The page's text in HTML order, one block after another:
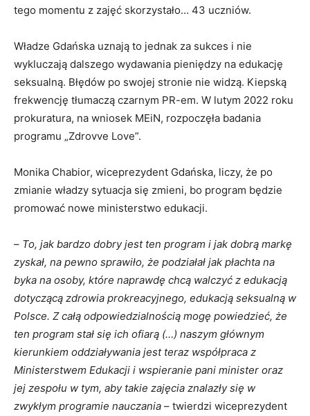
tego momentu z zajęć skorzystało… 43 uczniów.
Władze Gdańska uznają to jednak za sukces i nie
wykluczają dalszego wydawania pieniędzy na edukację
seksualną. Błędów po swojej stronie nie widzą. Kiepską
frekwencję tłumaczą czarnym PR-em. W lutym 2022 roku
prokuratura, na wniosek MEiN, rozpoczęła badania
programu „Zdrovve Love”.
Monika Chabior, wiceprezydent Gdańska, liczy, że po
zmianie władzy sytuacja się zmieni, bo program będzie
promować nowe ministerstwo edukacji.
– To, jak bardzo dobry jest ten program i jak dobrą markę
zyskał, na pewno sprawiło, że podziałał jak płachta na
byka na osoby, które naprawdę chcą walczyć z edukacją
dotyczącą zdrowia prokreacyjnego, edukacją seksualną w
Polsce. Z całą odpowiedzialnością mogę powiedzieć, że
ten program stał się ich ofiarą (…) naszym głównym
kierunkiem oddziaływania jest teraz współpraca z
Ministerstwem Edukacji i wspieranie pani minister oraz
jej zespołu w tym, aby takie zajęcia znalazły się w
zwykłym programie nauczania – twierdzi wiceprezydent